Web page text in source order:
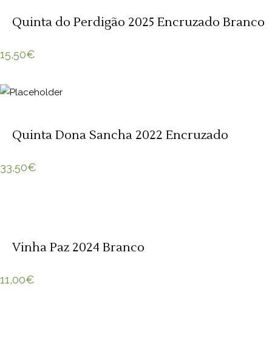
Quinta do Perdigão 2025 Encruzado Branco
15,50€
Quinta Dona Sancha 2022 Encruzado
33,50€
Vinha Paz 2024 Branco
11,00€